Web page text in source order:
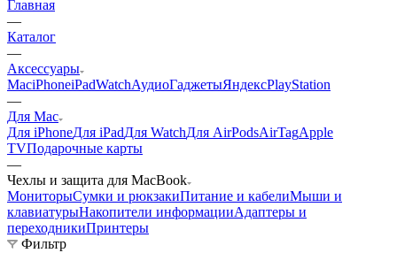
Главная
—
Каталог
—
Аксессуары
MaciPhoneiPadWatchАудиоГаджетыЯндексPlayStation
—
Для Mac
Для iPhoneДля iPadДля WatchДля AirPodsAirTagApple
TVПодарочные карты
—
Чехлы и защита для MacBook
МониторыСумки и рюкзакиПитание и кабелиМыши и
клавиатурыНакопители информацииАдаптеры и
переходникиПринтеры
Фильтр